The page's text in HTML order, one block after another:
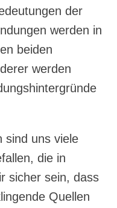
der
werden in
beiden
werden
sind uns viele
die in
sicher sein, dass
Quellen